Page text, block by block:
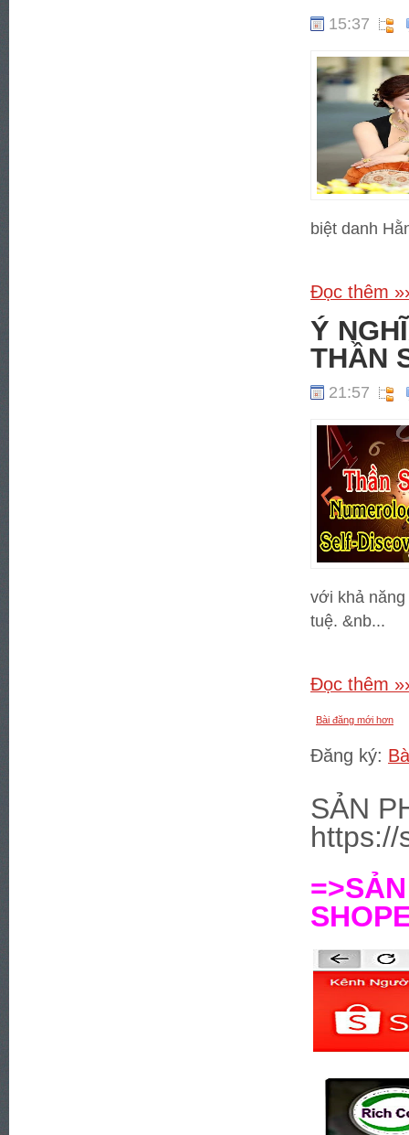
15:37
biệt danh
Đọc thêm
Ý
THẦN
21:57
với khả
tuệ. &nb...
Đọc thêm
Bài đăng mới hơn
Đăng ký:
SẢN
https://